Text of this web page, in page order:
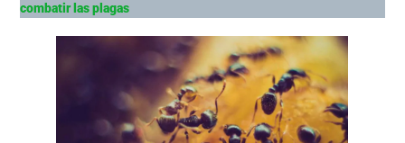
combatir las plagas